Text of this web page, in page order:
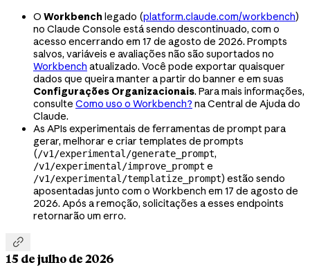
O Workbench legado (platform.claude.com/workbench)
no Claude Console está sendo descontinuado, com o
acesso encerrando em 17 de agosto de 2026. Prompts
salvos, variáveis e avaliações não são suportados no
Workbench atualizado. Você pode exportar quaisquer
dados que queira manter a partir do banner e em suas
Configurações Organizacionais. Para mais informações,
consulte Como uso o Workbench? na Central de Ajuda do
Claude.
As APIs experimentais de ferramentas de prompt para
gerar, melhorar e criar templates de prompts
(/v1/experimental/generate_prompt,
/v1/experimental/improve_prompt e
/v1/experimental/templatize_prompt) estão sendo
aposentadas junto com o Workbench em 17 de agosto de
2026. Após a remoção, solicitações a esses endpoints
retornarão um erro.

15 de julho de 2026